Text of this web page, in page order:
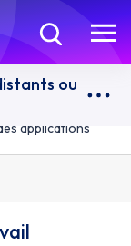
ou
applications